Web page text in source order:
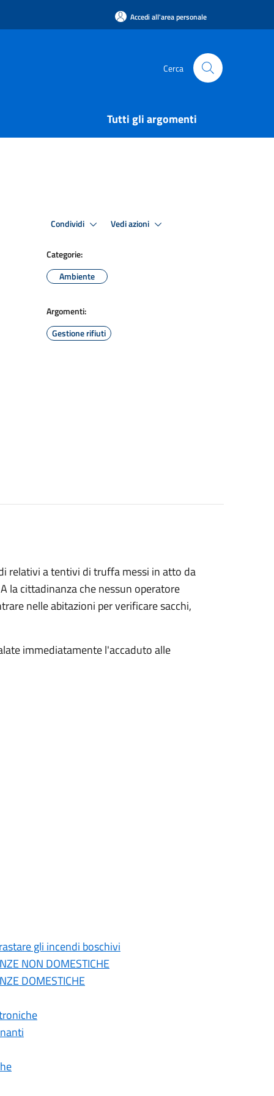
Accedi all'area personale
Cerca
Tutti gli argomenti
Condividi Vedi azioni
Categorie:
Ambiente
Argomenti:
Gestione rifiuti
relativi a tentivi di truffa messi in atto da
la cittadinanza che nessun operatore
nelle abitazioni per verificare sacchi,
immediatamente l'accaduto alle
gli incendi boschivi
NON DOMESTICHE
DOMESTICHE